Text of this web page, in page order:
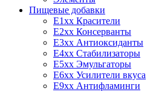
Пищевые добавки
E1xx Красители
E2xx Консерванты
E3xx Антиоксиданты
E4xx Стабилизаторы
E5xx Эмульгаторы
E6xx Усилители вкуса
E9xx Антифламинги